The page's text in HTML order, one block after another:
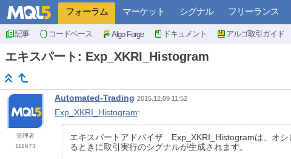
フォーラム マーケット シグナル フリーランス
記事 コードベース Algo Forge ドキュメント アルゴ取引ガイド
エキスパート: Exp_XKRI_Histogram
管理者
111673
Automated-Trading 2015.12.09 11:52
Exp_XKRI_Histogram:
エキスパートアドバイザ Exp_XKRI_Histogramは、オ
るときに取引実行のシグナルが生成されます。